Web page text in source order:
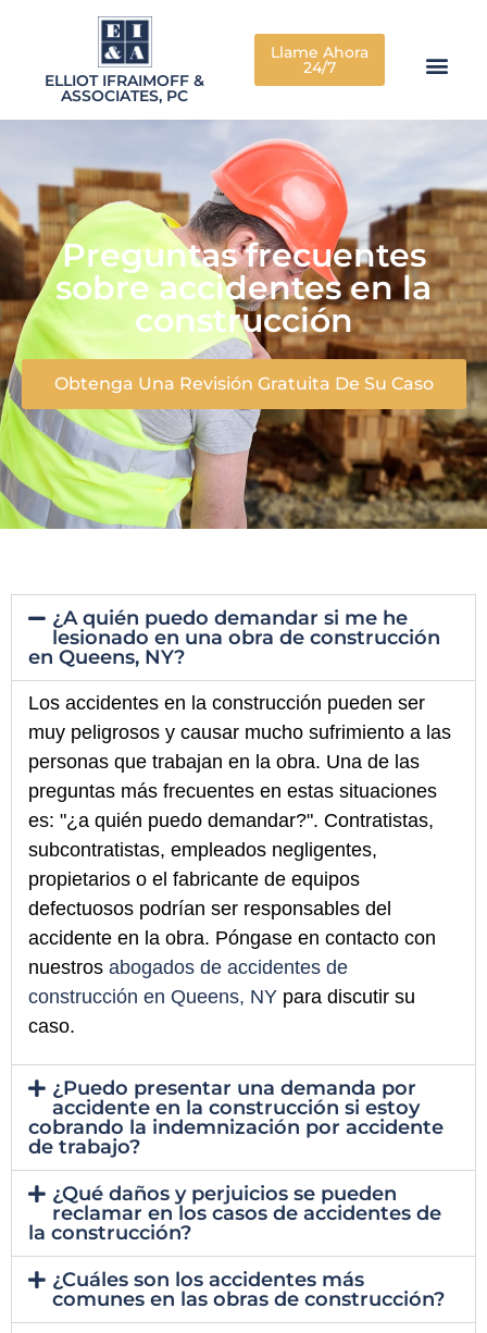
ELLIOT IFRAIMOFF &
ASSOCIATES, PC
Llame Ahora
24/7
Preguntas frecuentes
sobre accidentes en la
construcción
Obtenga Una Revisión Gratuita De Su Caso
¿A quién puedo demandar si me he
lesionado en una obra de construcción
en Queens, NY?
Los accidentes en la construcción pueden ser
muy peligrosos y causar mucho sufrimiento a las
personas que trabajan en la obra. Una de las
preguntas más frecuentes en estas situaciones
es: "¿a quién puedo demandar?". Contratistas,
subcontratistas, empleados negligentes,
propietarios o el fabricante de equipos
defectuosos podrían ser responsables del
accidente en la obra. Póngase en contacto con
nuestros abogados de accidentes de
construcción en Queens, NY para discutir su
caso.
¿Puedo presentar una demanda por
accidente en la construcción si estoy
cobrando la indemnización por accidente
de trabajo?
¿Qué daños y perjuicios se pueden
reclamar en los casos de accidentes de
la construcción?
¿Cuáles son los accidentes más
comunes en las obras de construcción?